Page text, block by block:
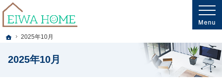
ホーム
2025年10月
2025年10月
プロの目線からご提案。岩手県釜石市・大槌町の注文住宅・新築戸建てを手がけ
岩手県釜石市・大槌町の新築・注文住宅・新築戸建てを手がける工務店ならエイワ